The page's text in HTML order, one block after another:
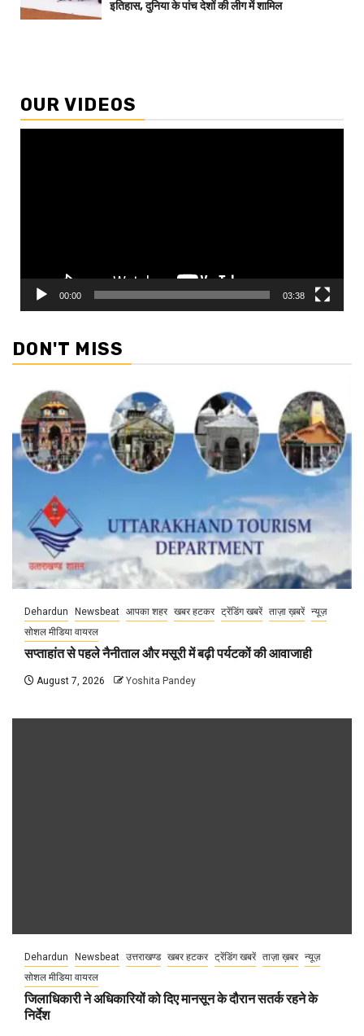
इतिहास, दुनिया के पांच देशों की लीग में शामिल
OUR VIDEOS
00:00 03:38
DON'T MISS
Dehardun Newsbeat आपका शहर खबर हटकर ट्रेंडिंग खबरें ताज़ा ख़बरें न्यूज़
सोशल मीडिया वायरल
सप्ताहांत से पहले नैनीताल और मसूरी में बढ़ी पर्यटकों की आवाजाही
August 7, 2026 Yoshita Pandey
Dehardun Newsbeat उत्तराखण्ड खबर हटकर ट्रेंडिंग खबरें ताज़ा ख़बर न्यूज़
सोशल मीडिया वायरल
जिलाधिकारी ने अधिकारियों को दिए मानसून के दौरान सतर्क रहने के
निर्देश